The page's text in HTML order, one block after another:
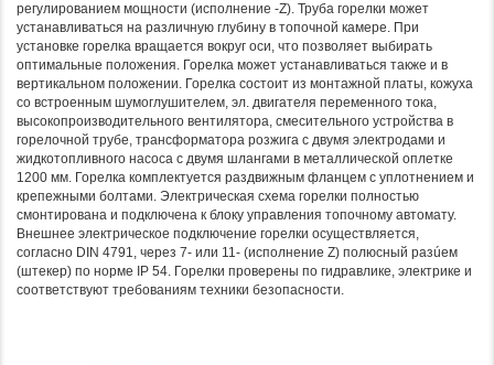
регулированием мощности (исполнение -Z). Труба горелки может
устанавливаться на различную глубину в топочной камере. При
установке горелка вращается вокруг оси, что позволяет выбирать
оптимальные положения. Горелка может устанавливаться также и в
вертикальном положении. Горелка состоит из монтажной платы, кожуха
со встроенным шумоглушителем, эл. двигателя переменного тока,
высокопроизводительного вентилятора, смесительного устройства в
горелочной трубе, трансформатора розжига с двумя электродами и
жидкотопливного насоса с двумя шлангами в металлической оплетке
1200 мм. Горелка комплектуется раздвижным фланцем с уплотнением и
крепежными болтами. Электрическая схема горелки полностью
смонтирована и подключена к блоку управления топочному автомату.
Внешнее электрическое подключение горелки осуществляется,
согласно DIN 4791, через 7- или 11- (исполнение Z) полюсный разúем
(штекер) по норме IP 54. Горелки проверены по гидравлике, электрике и
соответствуют требованиям техники безопасности.